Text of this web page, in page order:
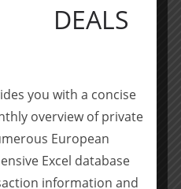
Anbietern neuer
Dazu gehörten
Swiss Re.
Partners, sieht
Aussichten: „Es wird
auf dem
DEALS
you with a concise
overview of private
European
Excel database
information and